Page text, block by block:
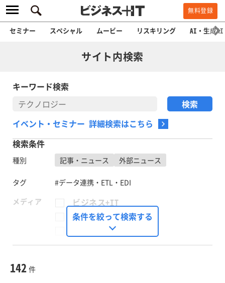
無料登録
セミナー スペシャル ムービー リスキリング AI・生成AI
サイト内検索
キーワード検索
イベント・セミナー 詳細検索はこちら
検索条件
種別 記事・ニュース 外部ニュース
タグ
#データ連携・ETL・EDI
メディア
ビジネス+IT
FinTech Journal
Seizo Trend
条件を絞って検索する
142 件